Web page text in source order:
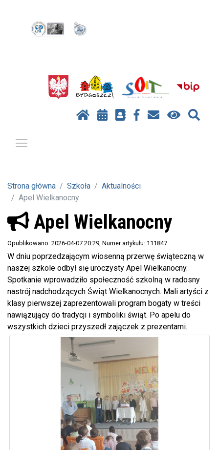
Strona główna Szkoła
Aktualności
Apel Wielkanocny
Apel Wielkanocny
Opublikowano: 2026-04-07 20:29 , Numer artykułu: 111847
W dniu poprzedzającym wiosenną przerwę świąteczną w
naszej szkole odbył się uroczysty Apel Wielkanocny.
Spotkanie wprowadziło społeczność szkolną w radosny
nastrój nadchodzących Świąt Wielkanocnych. Mali artyści z
klasy pierwszej zaprezentowali program bogaty w treści
nawiązujący do tradycji i symboliki świąt. Po apelu do
wszystkich dzieci przyszedł zajączek z prezentami.